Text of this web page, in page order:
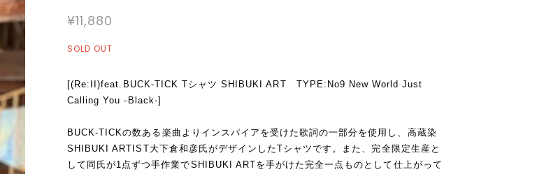
¥11,880
SOLD OUT
[(Re:II)feat.BUCK-TICK Tシャツ SHIBUKI ART TYPE:No9 New World Just
Calling You -Black-]
BUCK-TICKの数ある楽曲よりインスパイアを受けた歌詞の一部分を使用し、高蔵染
SHIBUKI ARTIST大下倉和彦氏がデザインしたTシャツです。また、完全限定生産と
して同氏が1点ずつ手作業でSHIBUKI ARTを手がけた完全一点ものとして仕上がって